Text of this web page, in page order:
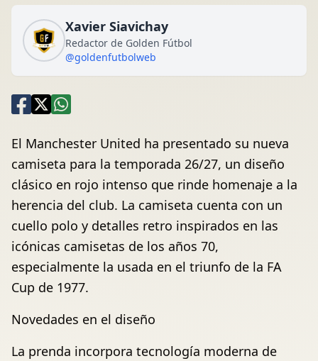
Xavier Siavichay
Redactor de Golden Fútbol
@goldenfutbolweb
El Manchester United ha presentado su nueva
camiseta para la temporada 26/27, un diseño
clásico en rojo intenso que rinde homenaje a la
herencia del club. La camiseta cuenta con un
cuello polo y detalles retro inspirados en las
icónicas camisetas de los años 70,
especialmente la usada en el triunfo de la FA
Cup de 1977.
Novedades en el diseño
La prenda incorpora tecnología moderna de